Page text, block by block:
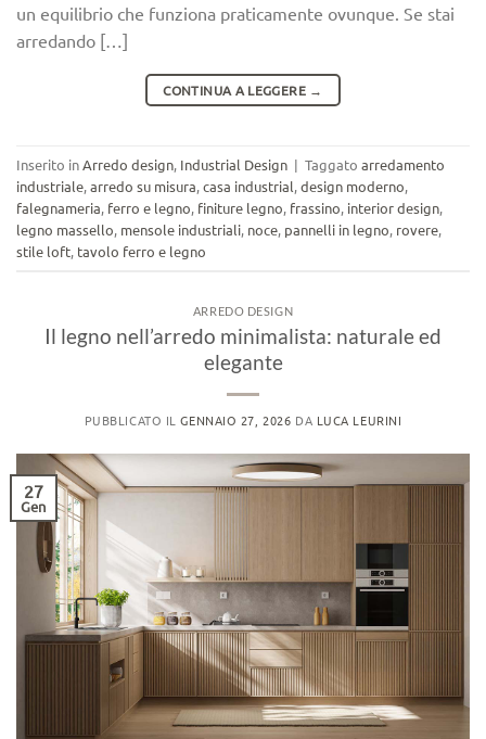
un equilibrio che funziona praticamente ovunque. Se stai
arredando […]
CONTINUA A LEGGERE →
Inserito inArredo design, Industrial Design | Taggato arredamento
industriale,arredo su misura,casa industrial,design moderno,
falegnameria, ferro e legno, finiture legno, frassino, interior design,
legno massello, mensole industriali, noce, pannelli in legno, rovere,
stile loft, tavolo ferro e legno
ARREDO DESIGN
Il legno nell’arredo minimalista: naturale ed
elegante
PUBBLICATO ILGENNAIO 27, 2026 DA LUCA LEURINI
27
Gen